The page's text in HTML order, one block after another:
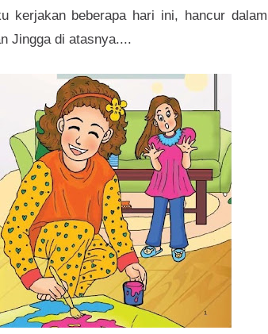
kerjakan beberapa hari ini, hancur
Jingga di atasnya....